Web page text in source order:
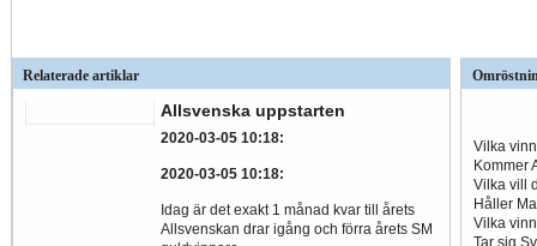
Relaterade artiklar
Allsvenska uppstarten
2020-03-05 10:18:
2020-03-05 10:18:
Idag är det exakt 1 månad kvar till årets
Allsvenskan drar igång och förra årets SM
Vilka
Kommer
Vilka vill
Håller
Vilka
Tar sig